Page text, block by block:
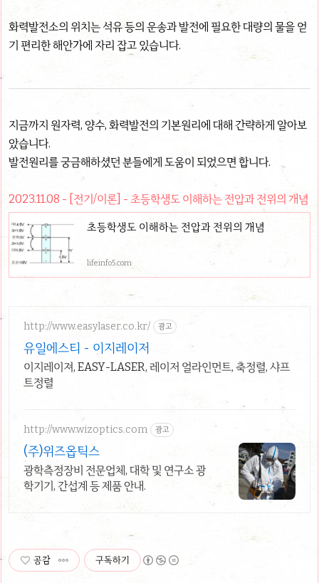
화력발전소의 위치는 석유 등의 운송과 발전에 필요한 대량의 물을 얻
기 편리한 해안가에 자리 잡고 있습니다.
지금까지 원자력, 양수, 화력발전의 기본원리에 대해 간략하게 알아보
았습니다.
발전원리를 궁금해하셨던 분들에게 도움이 되었으면 합니다.
2023.11.08 - [전기/이론] - 초등학생도 이해하는 전압과 전위의 개념
초등학생도 이해하는 전압과 전위의 개념
lifeinfo5.com
http://www.easylaser.co.kr/ 광고
유일에스티 - 이지레이저
이지레이져, EASY-LASER, 레이저 얼라인먼트, 축정렬, 샤프
트정렬
http://www.wizoptics.com 광고
(주)위즈옵틱스
광학측정장비 전문업체, 대학 및 연구소 광
학기기, 간섭계 등 제품 안내.
공감 구독하기